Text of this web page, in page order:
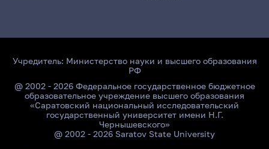
Учредитель: Министерство науки и высшего образования
РФ
@ 2002 - 2026 Федеральное государственное бюджетное
образовательное учреждение высшего образования
«Саратовский национальный исследовательский
государственный университет имени Н.Г.
Чернышевского»
@ 2002 - 2026 Saratov State University